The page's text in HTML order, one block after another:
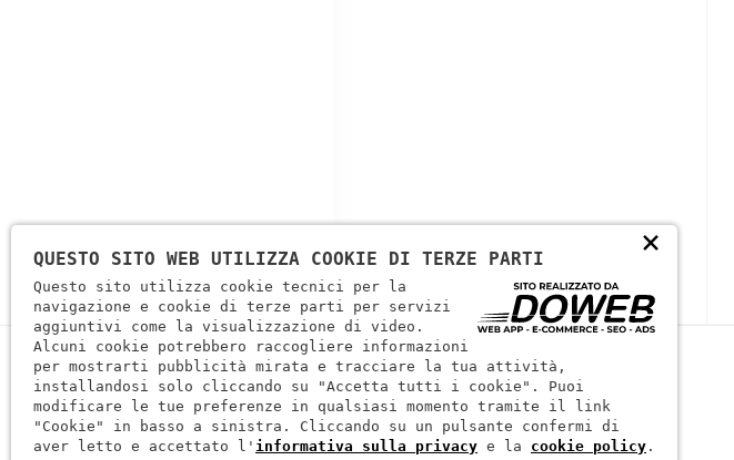
×
QUESTO SITO WEB UTILIZZA COOKIE DI TERZE PARTI
Questo sito utilizza cookie tecnici per la
navigazione e cookie di terze parti per servizi
aggiuntivi come la visualizzazione di video.
Alcuni cookie potrebbero raccogliere informazioni
per mostrarti pubblicità mirata e tracciare la tua attività,
installandosi solo cliccando su "Accetta tutti i cookie". Puoi
modificare le tue preferenze in qualsiasi momento tramite il link
"Cookie" in basso a sinistra. Cliccando su un pulsante confermi di
aver letto e accettato l' informativa sulla privacy e la cookie policy .